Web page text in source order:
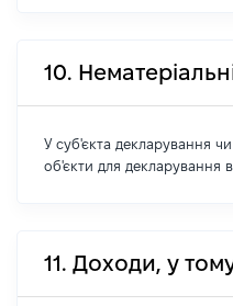
10.
У суб'єкта декларування чи
об'єкти для декларування
11. Доходи, у